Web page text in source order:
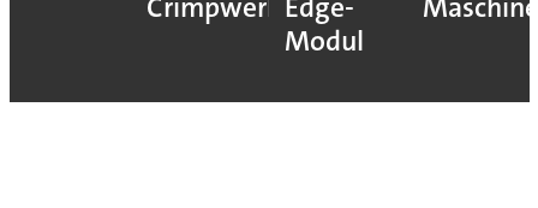
Crimpwerkzeugen
Edge-
Modul